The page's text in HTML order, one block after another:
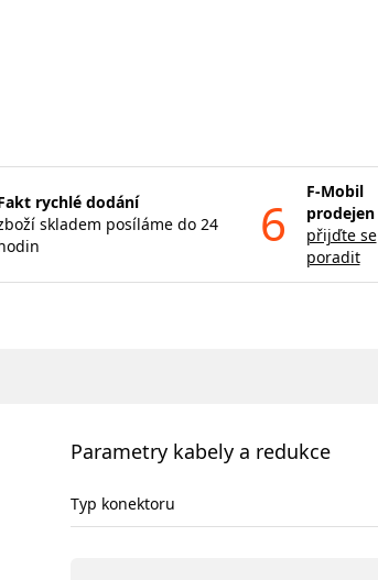
rychlé dodání
skladem posíláme do 24
6
F-Mobil
prodejen
přijďte se
poradit
Parametry kabely a redukce
Typ konektoru